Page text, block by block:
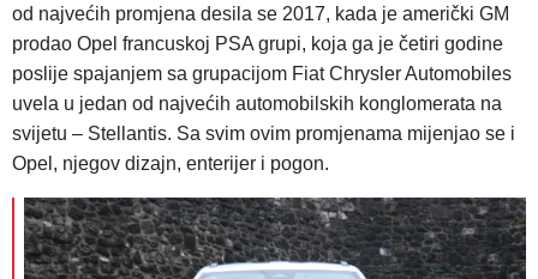
od najvećih promjena desila se 2017, kada je američki GM
prodao Opel francuskoj PSA grupi, koja ga je četiri godine
poslije spajanjem sa grupacijom Fiat Chrysler Automobiles
uvela u jedan od najvećih automobilskih konglomerata na
svijetu – Stellantis. Sa svim ovim promjenama mijenjao se i
Opel, njegov dizajn, enterijer i pogon.